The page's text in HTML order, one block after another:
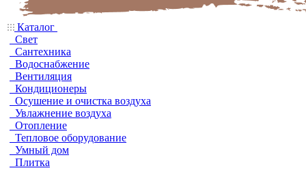
Каталог
Свет
Сантехника
Водоснабжение
Вентиляция
Кондиционеры
Осушение и очистка воздуха
Увлажнение воздуха
Отопление
Тепловое оборудование
Умный дом
Плитка